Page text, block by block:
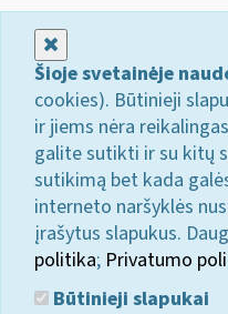
Šioje svetainėje
cookies). Būtinieji
ir jiems nėra
galite sutikti ir su kitų
sutikimą bet kada
interneto naršyklės
įrašytus slapukus.
politika; Privatumo
Būtinieji slapukai